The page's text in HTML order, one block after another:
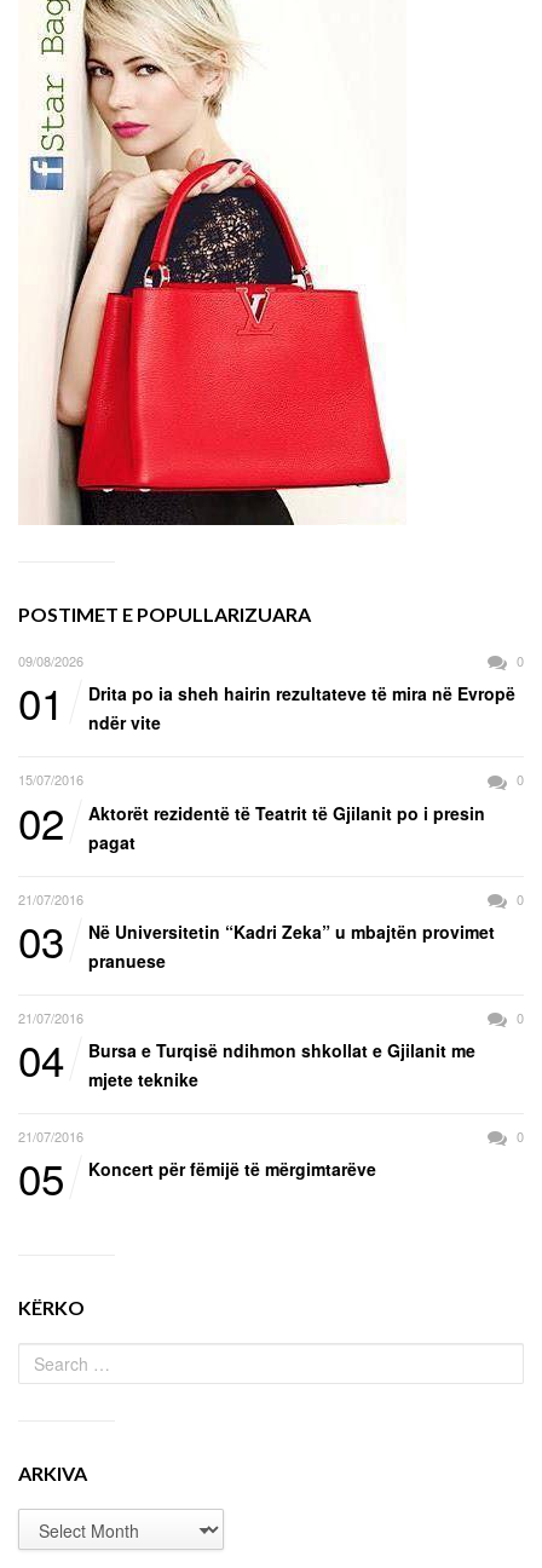
POSTIMET E POPULLARIZUARA
09/08/2026 0
01
Drita po ia sheh hairin rezultateve të mira në Evropë
ndër vite
15/07/2016 0
02
Aktorët rezidentë të Teatrit të Gjilanit po i presin
pagat
21/07/2016 0
03
Në Universitetin “Kadri Zeka” u mbajtën provimet
pranuese
21/07/2016 0
04
Bursa e Turqisë ndihmon shkollat e Gjilanit me
mjete teknike
21/07/2016 0
05 Koncert për fëmijë të mërgimtarëve
KËRKO
ARKIVA